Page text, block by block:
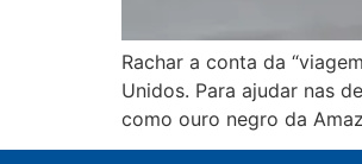
Rachar a conta da
Unidos. Para ajudar nas
como ouro negro da